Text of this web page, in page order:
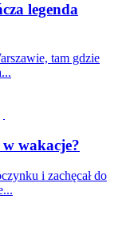
legenda
tam gdzie
w wakacje?
i zachęcał do